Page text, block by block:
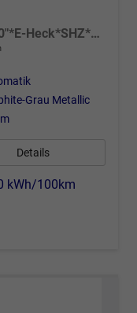
Sportline 60 AHK*Navi*Matrix*20"*E-Heck*SHZ*Kamera*Kessy
Grau Metallic
Details
kWh/100km